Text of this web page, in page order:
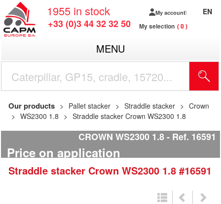
1955 in stock
+33 (0)3 44 32 32 50
My account
My selection 0
EN
MENU
Our products Pallet stacker Straddle stacker
Crown
WS2300 1.8
Straddle stacker Crown WS2300 1.8
CROWN WS2300 1.8 Ref. 16591
Price on application
Straddle stacker Crown WS2300 1.8 #16591